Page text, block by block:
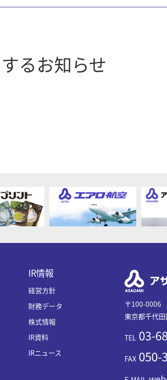
るお知らせ
IR情報
経営方針
財務データ
株式情報
IR資料
IRニュース
〒100-0006
東京都千代
TEL03-
FAX050-